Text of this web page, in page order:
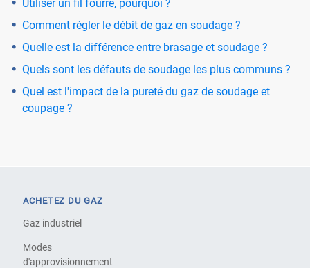
Utiliser un fil fourré, pourquoi ?
Comment régler le débit de gaz en soudage ?
Quelle est la différence entre brasage et soudage ?
Quels sont les défauts de soudage les plus communs ?
Quel est l'impact de la pureté du gaz de soudage et
coupage ?
ACHETEZ DU GAZ
Gaz industriel
Modes
d'approvisionnement